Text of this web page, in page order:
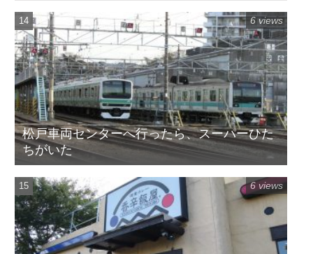
松戸車両センターへ行ったら、スーパーひた
ちがいた
6 views
6 views